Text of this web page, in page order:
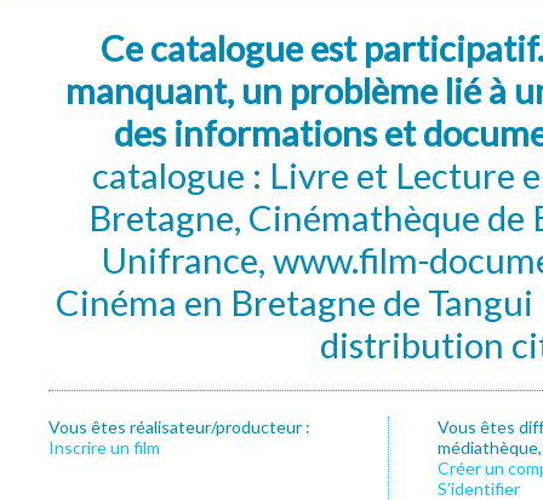
Ce catalogue est
manquant, un problème lié à
des informations et
catalogue : Livre et Lecture
Bretagne, Cinémathèque de
Unifrance, www.film-
Cinéma en Bretagne de
distribution
Vous êtes réalisateur/producteur :
Inscrire un film
Vous êtes
Créer un
S’identifier